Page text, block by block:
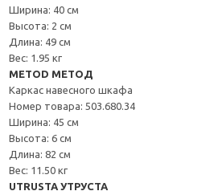
Ширина: 40 см
Высота: 2 см
Длина: 49 см
Вес: 1.95 кг
METOD МЕТОД
Каркас навесного шкафа
Номер товара: 503.680.34
Ширина: 45 см
Высота: 6 см
Длина: 82 см
Вес: 11.50 кг
UTRUSTA УТРУСТА